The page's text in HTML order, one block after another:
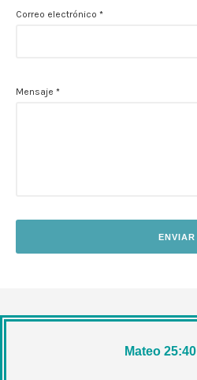
Correo electrónico *
Mensaje *
Mateo